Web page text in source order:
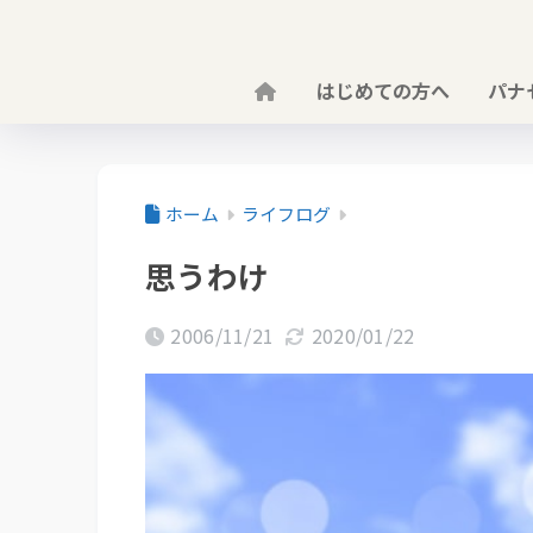
はじめての方へ パナ
ホーム ライフログ
思うわけ
2006/11/21 2020/01/22